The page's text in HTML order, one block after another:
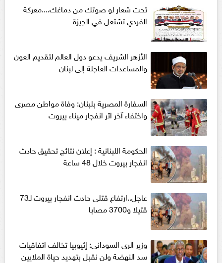
تحت شعار لو صوتك من دماغك....معركة
الفردي تشتعل في الجيزة
الأزهر الشريف يدعو دول العالم لتقديم العون
والمساعدات العاجلة إلى لبنان
السفارة المصرية بلبنان: وفاة مواطن مصرى
واختفاء آخر اثر انفجار ميناء بيروت
الحكومة اللبنانية : إعلان نتائج تحقيق حادث
انفجار بيروت خلال 48 ساعة
عاجل..ارتفاع قتلى حادث انفجار بيروت لـ73
قتيلا و3700 مصابا
وزير الرى السودانى: إثيوبيا تخالف اتفاقيات
سد النهضة ولن نقبل بتهديد حياة الملايين